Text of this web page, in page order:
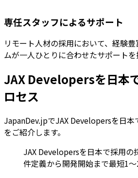
専任スタッフによるサポート
リモート人材の採用において、経験
ムが一人ひとりに合わせたサポートを
JAX Developersを日本
ロセス
JapanDev.jpでJAX Developersを日
をご紹介します。
JAX Developersを日本で採用
件定義から開発開始まで最短1